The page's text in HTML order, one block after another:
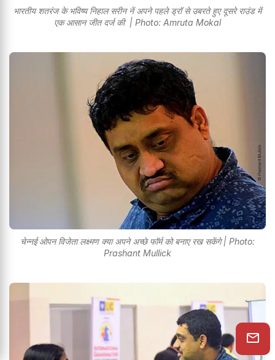
भारतीय शतरंज के भविष्य निहाल सरीन नें अपने पहले ड्रॉ से उबरते हुए दूसरे राउंड में
एक आसान जीत दर्ज की | Photo: Amruta Mokal
चेन्नई ओपन विजेता लक्ष्मण क्या अपने अच्छे फॉर्म को बनाए रख सकेंगे | Photo:
Prashant Mullick